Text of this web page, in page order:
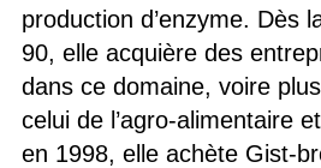
production d’enzyme. Dès
90, elle acquière des
dans ce domaine, voire
celui de l’agro-alimentaire
en 1998, elle achète Gist-